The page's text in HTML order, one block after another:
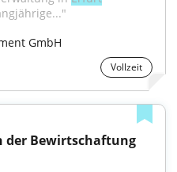
GmbH
Vollzeit
der Bewirtschaftung